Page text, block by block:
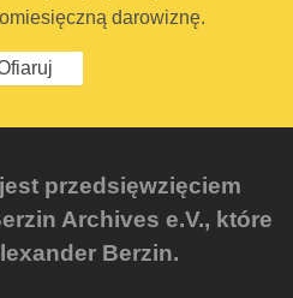
darowiznę.
przedsięwzięciem
Archives e.V., które
Berzin.